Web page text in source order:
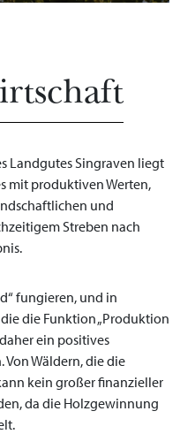
Landgutes Singraven liegt
mit produktiven Werten,
und
Streben nach
fungieren, und in
die Funktion „Produktion
ein positives
Wäldern, die die
kein großer finanzieller
da die Holzgewinnung